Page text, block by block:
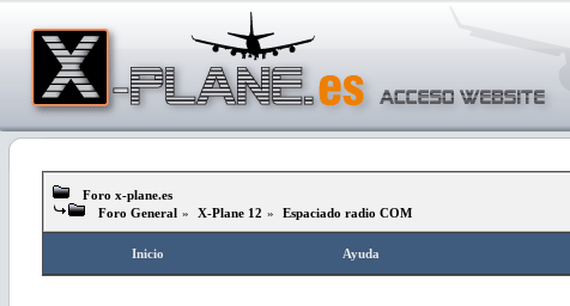
Foro x-plane.es
Foro General » X-Plane 12 » Espaciado radio COM
Inicio Ayuda